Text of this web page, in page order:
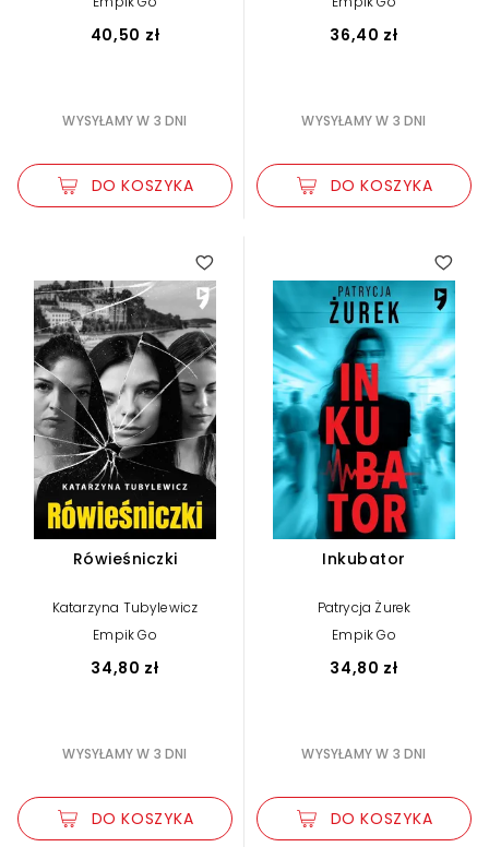
40,50 zł
WYSYŁAMY W 3 DNI
DO KOSZYKA
36,40 zł
WYSYŁAMY W 3 DNI
DO KOSZYKA
Rówieśniczki
Katarzyna Tubylewicz
Empik Go
34,80 zł
WYSYŁAMY W 3 DNI
DO KOSZYKA
Inkubator
Patrycja Żurek
Empik Go
34,80 zł
WYSYŁAMY W 3 DNI
DO KOSZYKA